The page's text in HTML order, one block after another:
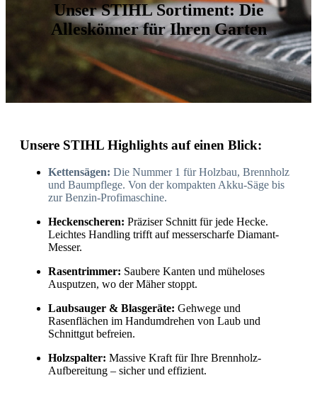
Unser STIHL Sortiment: Die
Alleskönner für Ihren Garten
Unsere STIHL Highlights auf einen Blick:
Kettensägen: Die Nummer 1 für Holzbau, Brennholz
und Baumpflege. Von der kompakten Akku-Säge bis
zur Benzin-Profimaschine.
Heckenscheren: Präziser Schnitt für jede Hecke.
Leichtes Handling trifft auf messerscharfe Diamant-
Messer.
Rasentrimmer: Saubere Kanten und müheloses
Ausputzen, wo der Mäher stoppt.
Laubsauger & Blasgeräte: Gehwege und
Rasenflächen im Handumdrehen von Laub und
Schnittgut befreien.
Holzspalter: Massive Kraft für Ihre Brennholz-
Aufbereitung – sicher und effizient.